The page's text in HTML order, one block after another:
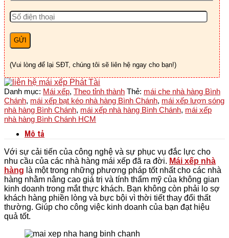
số
lượng
(Vui lòng để lại SĐT, chúng tôi sẽ liên hệ ngay cho bạn!)
Danh mục: Mái xếp, Theo tỉnh thành Thẻ: mái che nhà hàng Bình
Chánh, mái xếp bạt kéo nhà hàng Bình Chánh, mái xếp lượn sóng
nhà hàng Bình Chánh, mái xếp nhà hàng Bình Chánh, mái xếp
nhà hàng Bình Chánh HCM
Mô tả
Với sự cải tiến của công nghệ và sự phục vụ đắc lực cho
nhu cầu của các nhà hàng mái xếp đã ra đời. Mái xếp nhà
hàng là một trong những phương pháp tốt nhất cho các nhà
hàng nhằm nâng cao giá trị và tính thẩm mỹ của không gian
kinh doanh trong mắt thực khách. Bạn không còn phải lo sợ
khách hàng phiền lòng và bực bội vì thời tiết thay đổi thất
thường. Giúp cho công việc kinh doanh của bạn đạt hiệu
quả tốt.